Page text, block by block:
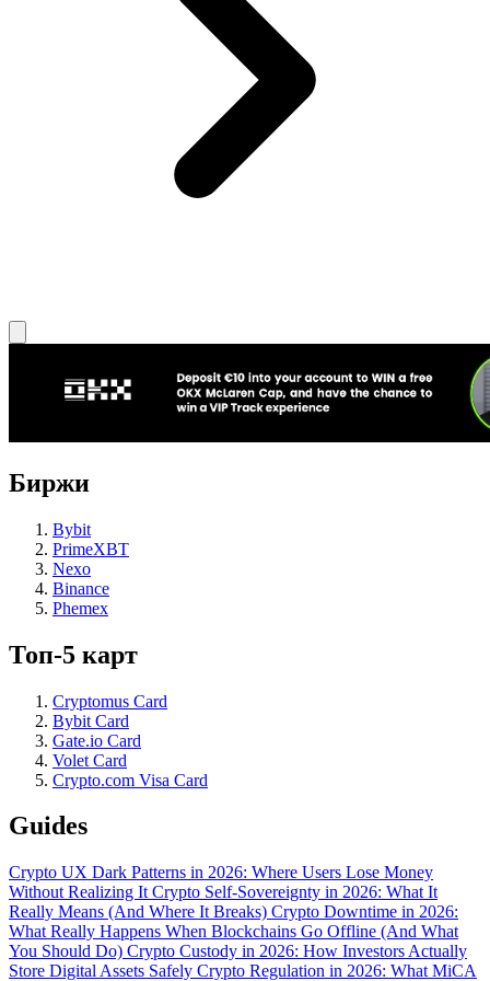
Биржи
Bybit
PrimeXBT
Nexo
Binance
Phemex
Топ-5 карт
Cryptomus Card
Bybit Card
Gate.io Card
Volet Card
Crypto.com Visa Card
Guides
Crypto UX Dark Patterns in 2026: Where Users Lose Money
Without Realizing It Crypto Self-Sovereignty in 2026: What It
Really Means (And Where It Breaks) Crypto Downtime in 2026:
What Really Happens When Blockchains Go Offline (And What
You Should Do) Crypto Custody in 2026: How Investors Actually
Store Digital Assets Safely Crypto Regulation in 2026: What MiCA